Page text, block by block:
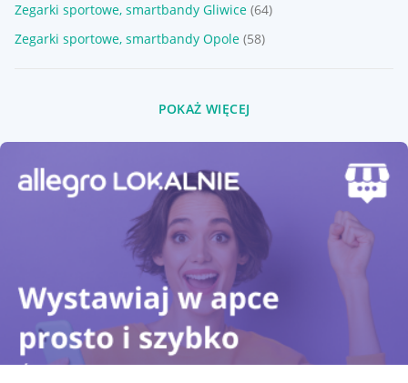
Zegarki sportowe, smartbandy Gliwice (64)
Zegarki sportowe, smartbandy Opole (58)
POKAŻ WIĘCEJ